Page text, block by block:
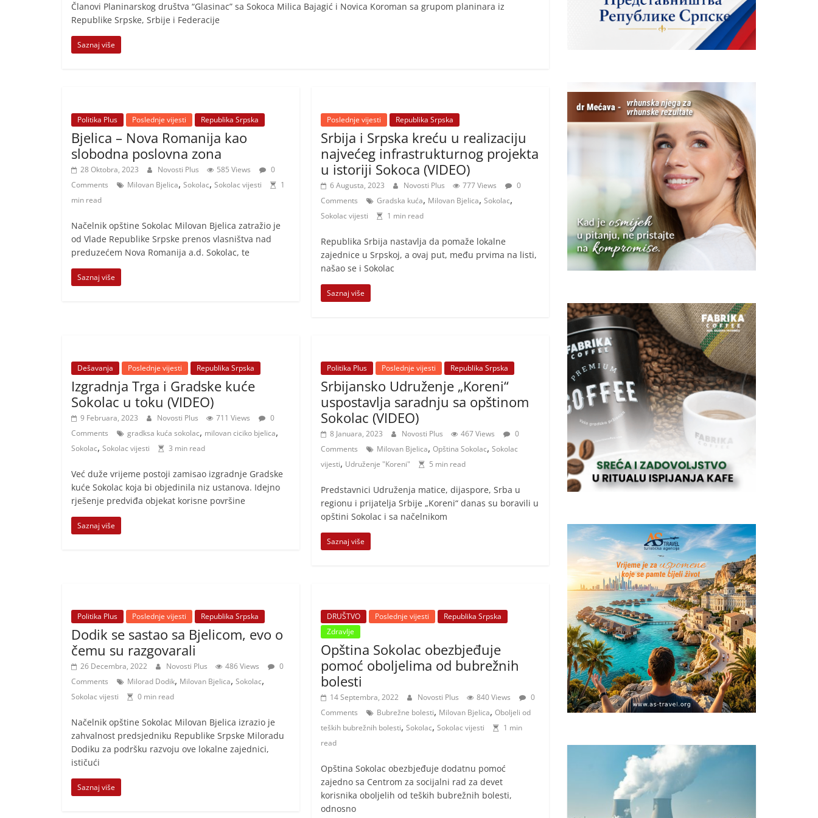
Članovi Planinarskog društva “Glasinac” sa Sokoca Milica Bajagić i Novica Koroman sa grupom planinara iz
Republike Srpske, Srbije i Federacije
Saznaj više
Politika Plus Poslednje vijesti Republika Srpska
Bjelica – Nova Romanija kao
slobodna poslovna zona
28 Oktobra, 2023 Novosti Plus 585 Views
0
Comments
Milovan Bjelica, Sokolac, Sokolac vijesti
1
min read
Načelnik opštine Sokolac Milovan Bjelica zatražio je
od Vlade Republike Srpske prenos vlasništva nad
preduzećem Nova Romanija a.d. Sokolac, te
Saznaj više
Poslednje vijesti Republika Srpska
Srbija i Srpska kreću u realizaciju
najvećeg infrastrukturnog projekta
u istoriji Sokoca (VIDEO)
6 Augusta, 2023 Novosti Plus 777 Views
0
Comments
Gradska kuća, Milovan Bjelica,Sokolac,
Sokolac vijesti 1 min read
Republika Srbija nastavlja da pomaže lokalne
zajednice u Srpskoj, a ovaj put, među prvima na listi,
našao se i Sokolac
Saznaj više
Dešavanja Poslednje vijesti Republika Srpska
Izgradnja Trga i Gradske kuće
Sokolac u toku (VIDEO)
9 Februara, 2023 Novosti Plus 711 Views
0
Comments
gradksa kuća sokolac, milovan ciciko bjelica,
Sokolac, Sokolac vijesti 3 min read
Već duže vrijeme postoji zamisao izgradnje Gradske
kuće Sokolac koja bi objedinila niz ustanova. Idejno
rješenje predviđa objekat korisne površine
Saznaj više
Politika Plus Poslednje vijesti Republika Srpska
Srbijansko Udruženje „Koreni“
uspostavlja saradnju sa opštinom
Sokolac (VIDEO)
8 Januara, 2023 Novosti Plus 467 Views
0
Comments
Milovan Bjelica,Opština Sokolac,Sokolac
vijesti, Udruženje "Koreni" 5 min read
Predstavnici Udruženja matice, dijaspore, Srba u
regionu i prijatelja Srbije „Koreni“ danas su boravili u
opštini Sokolac i sa načelnikom
Saznaj više
Politika Plus Poslednje vijesti Republika Srpska
Dodik se sastao sa Bjelicom, evo o
čemu su razgovarali
26 Decembra, 2022 Novosti Plus 486 Views
0
Comments
Milorad Dodik, Milovan Bjelica, Sokolac,
Sokolac vijesti 0 min read
Načelnik opštine Sokolac Milovan Bjelica izrazio je
zahvalnost predsjedniku Republike Srpske Miloradu
Dodiku za podršku razvoju ove lokalne zajednici,
ističući
Saznaj više
DRUŠTVO Poslednje vijesti
Republika Srpska
Zdravlje
Opština Sokolac obezbjeđuje
pomoć oboljelima od bubrežnih
bolesti
14 Septembra, 2022 Novosti Plus 840 Views
0
Comments
Bubrežne bolesti, Milovan Bjelica,Oboljeli od
teških bubrežnih bolesti,Sokolac,Sokolac vijesti
1 min
read
Opština Sokolac obezbjeđuje dodatnu pomoć
zajedno sa Centrom za socijalni rad za devet
korisnika oboljelih od teških bubrežnih bolesti,
odnosno